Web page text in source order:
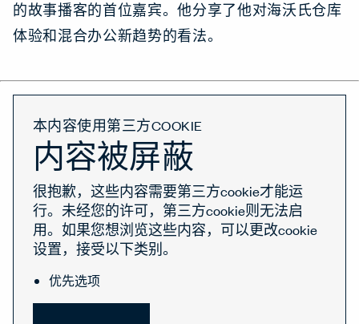
的故事播客的首位嘉宾。他分享了他对海沃氏仓库
体验和混合办公新趋势的看法。
本内容使用第三方COOKIE
内容被屏蔽
很抱歉，这些内容需要第三方cookie才能运
行。未经您的许可，第三方cookie则无法启
用。如果您想浏览这些内容，可以更改cookie
设置，接受以下类别。
优先选项